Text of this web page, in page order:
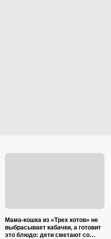
Мама-кошка из «Трех котов» не
выбрасывает кабачки, а готовит
это блюдо: дети сметают со